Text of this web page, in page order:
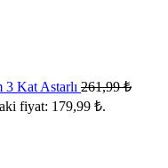
Kat Astarlı 261,99₺
fiyat: 179,99 ₺.